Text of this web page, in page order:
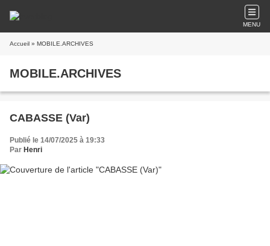
MENU
Accueil » MOBILE.ARCHIVES
MOBILE.ARCHIVES
CABASSE (Var)
Publié le 14/07/2025 à 19:33
Par Henri